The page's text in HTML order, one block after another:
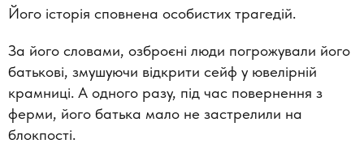
Його історія сповнена особистих трагедій.
За його словами, озброєні люди погрожували його
батькові, змушуючи відкрити сейф у ювелірній
крамниці. А одного разу, під час повернення з
ферми, його батька мало не застрелили на
блокпості.